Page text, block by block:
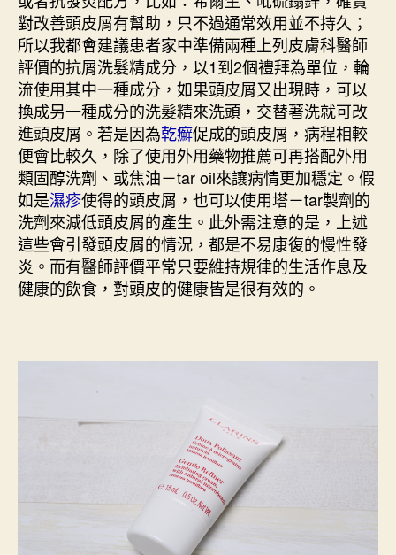
對改善頭皮屑有幫助，只不過通常效用並不持久；
所以我都會建議患者家中準備兩種上列皮膚科醫師
評價的抗屑洗髮精成分，以1到2個禮拜為單位，輪
流使用其中一種成分，如果頭皮屑又出現時，可以
換成另一種成分的洗髮精來洗頭，交替著洗就可改
進頭皮屑。若是因為乾癬促成的頭皮屑，病程相較
便會比較久，除了使用外用藥物推薦可再搭配外用
類固醇洗劑、或焦油－tar oil來讓病情更加穩定。假
如是濕疹使得的頭皮屑，也可以使用塔－tar製劑的
洗劑來減低頭皮屑的產生。此外需注意的是，上述
這些會引發頭皮屑的情況，都是不易康復的慢性發
炎。而有醫師評價平常只要維持規律的生活作息及
健康的飲食，對頭皮的健康皆是很有效的。